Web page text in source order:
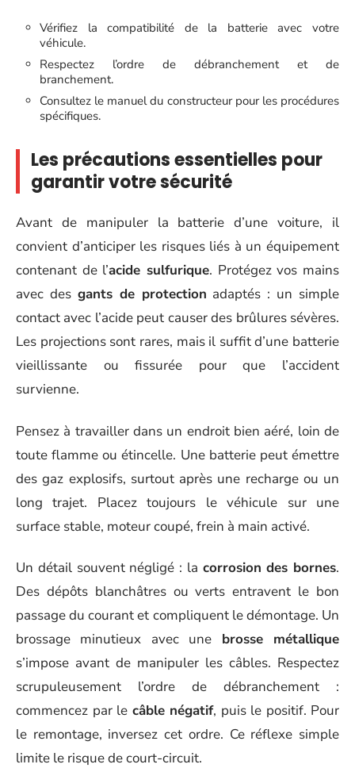
Vérifiez la compatibilité de la batterie avec votre
véhicule.
Respectez l’ordre de débranchement et de
branchement.
Consultez le manuel du constructeur pour les procédures
spécifiques.
Les précautions essentielles pour
garantir votre sécurité
Avant de manipuler la batterie d’une voiture, il
convient d’anticiper les risques liés à un équipement
contenant de l’acide sulfurique. Protégez vos mains
avec des gants de protection adaptés : un simple
contact avec l’acide peut causer des brûlures sévères.
Les projections sont rares, mais il suffit d’une batterie
vieillissante ou fissurée pour que l’accident
survienne.
Pensez à travailler dans un endroit bien aéré, loin de
toute flamme ou étincelle. Une batterie peut émettre
des gaz explosifs, surtout après une recharge ou un
long trajet. Placez toujours le véhicule sur une
surface stable, moteur coupé, frein à main activé.
Un détail souvent négligé : la corrosion des bornes.
Des dépôts blanchâtres ou verts entravent le bon
passage du courant et compliquent le démontage. Un
brossage minutieux avec une brosse métallique
s’impose avant de manipuler les câbles. Respectez
scrupuleusement l’ordre de débranchement :
commencez par le câble négatif, puis le positif. Pour
le remontage, inversez cet ordre. Ce réflexe simple
limite le risque de court-circuit.